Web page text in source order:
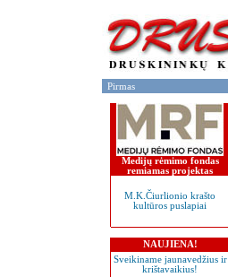
Pirmas
Medijų rėmimo fondas
remiamas projektas
M.K.Čiurlionio krašto
kultūros puslapiai
NAUJIENA!
Sveikiname jaunavedžius ir
krištavaikius!